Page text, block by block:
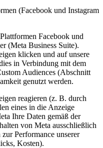
(Facebook und Instagram
Facebook und
(Meta Business Suite).
klicken und auf unsere
in Verbindung mit dem
Audiences (Abschnitt
genutzt werden.
reagieren (z. B. durch
eines in die Anzeige
Ihre Daten gemäß der
von Meta ausschließlich
Performance unserer
Kosten).